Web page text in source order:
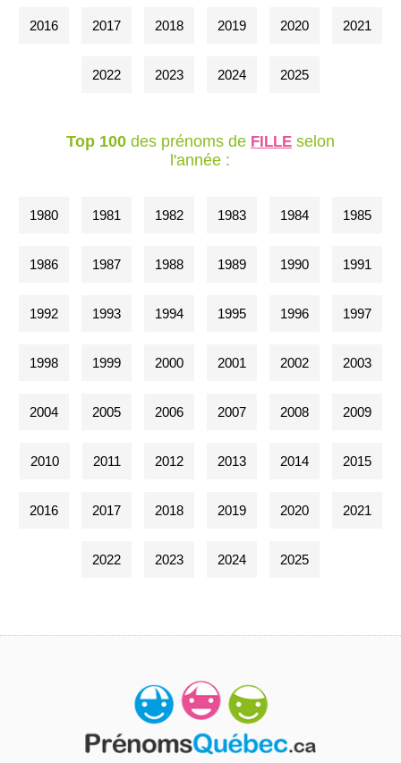
2016 2017 2018 2019 2020 2021
2022 2023 2024 2025
Top 100des prénoms de FILLEselon
l'année :
1980 1981 1982 1983 1984 1985
1986 1987 1988 1989 1990 1991
1992 1993 1994 1995 1996 1997
1998 1999 2000 2001 2002 2003
2004 2005 2006 2007 2008 2009
2010 2011 2012 2013 2014 2015
2016 2017 2018 2019 2020 2021
2022 2023 2024 2025